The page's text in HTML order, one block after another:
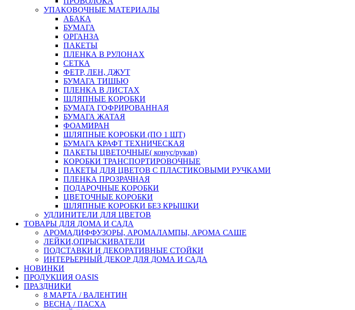
УПАКОВОЧНЫЕ МАТЕРИАЛЫ
АБАКА
БУМАГА
ОРГАНЗА
ПАКЕТЫ
ПЛЕНКА В РУЛОНАХ
СЕТКА
ФЕТР, ЛЕН, ДЖУТ
БУМАГА ТИШЬЮ
ПЛЕНКА В ЛИСТАХ
ШЛЯПНЫЕ КОРОБКИ
БУМАГА ГОФРИРОВАННАЯ
БУМАГА ЖАТАЯ
ФОАМИРАН
ШЛЯПНЫЕ КОРОБКИ (ПО 1 ШТ)
БУМАГА КРАФТ ТЕХНИЧЕСКАЯ
ПАКЕТЫ ЦВЕТОЧНЫЕ( конус/рукав)
КОРОБКИ ТРАНСПОРТИРОВОЧНЫЕ
ПАКЕТЫ ДЛЯ ЦВЕТОВ С ПЛАСТИКОВЫМИ РУЧКАМИ
ПЛЕНКА ПРОЗРАЧНАЯ
ПОДАРОЧНЫЕ КОРОБКИ
ЦВЕТОЧНЫЕ КОРОБКИ
ШЛЯПНЫЕ КОРОБКИ БЕЗ КРЫШКИ
УДЛИНИТЕЛИ ДЛЯ ЦВЕТОВ
ТОВАРЫ ДЛЯ ДОМА И САДА
АРОМАДИФФУЗОРЫ, АРОМАЛАМПЫ, АРОМА САШЕ
ЛЕЙКИ,ОПРЫСКИВАТЕЛИ
ПОДСТАВКИ И ДЕКОРАТИВНЫЕ СТОЙКИ
ИНТЕРЬЕРНЫЙ ДЕКОР ДЛЯ ДОМА И САДА
НОВИНКИ
ПРОДУКЦИЯ OASIS
ПРАЗДНИКИ
8 МАРТА / ВАЛЕНТИН
ВЕСНА / ПАСХА